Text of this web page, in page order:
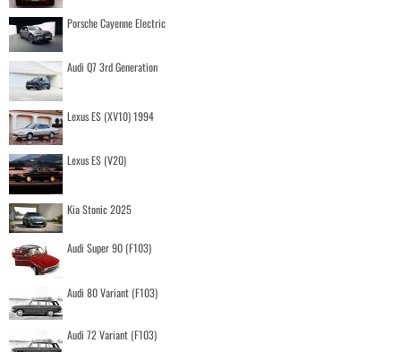
Porsche Cayenne Electric
Audi Q7 3rd Generation
Lexus ES (XV10) 1994
Lexus ES (V20)
Kia Stonic 2025
Audi Super 90 (F103)
Audi 80 Variant (F103)
Audi 72 Variant (F103)